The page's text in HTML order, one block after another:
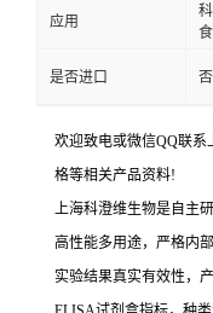
应用
是否进口 否
欢迎致电或微信QQ联
格等相关产品资料!
上海科澄维生物是自主
高性能多用途，严格内
实验结果真实有效性，